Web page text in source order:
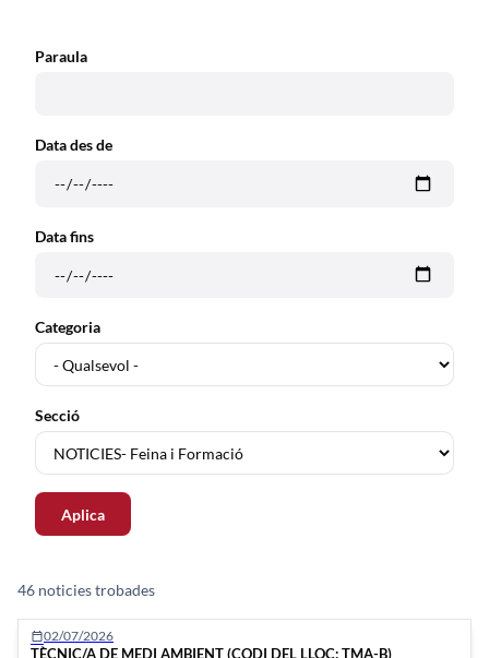
Paraula
Data des de
Data fins
Categoria
Secció
46 noticies trobades
calendar_today02/07/2026
TÈCNIC/A DE MEDI AMBIENT (CODI DEL LLOC: TMA-B)